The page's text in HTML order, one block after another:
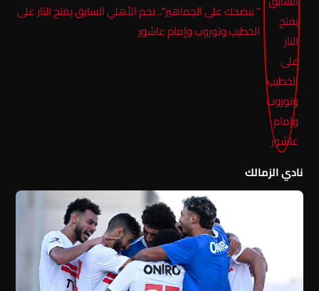
” بنضحك على الجماهير”.. نجم الأهلي السابق يفتح النار على
الخطيب وتوروب وإمام عاشور
نادي الزمالك